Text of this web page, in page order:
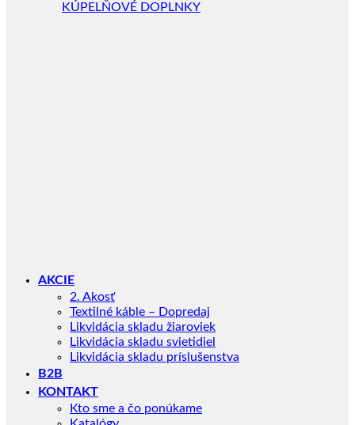
KÚPELŇOVÉ DOPLNKY
AKCIE
2. Akosť
Textilné káble – Dopredaj
Likvidácia skladu žiaroviek
Likvidácia skladu svietidiel
Likvidácia skladu príslušenstva
B2B
KONTAKT
Kto sme a čo ponúkame